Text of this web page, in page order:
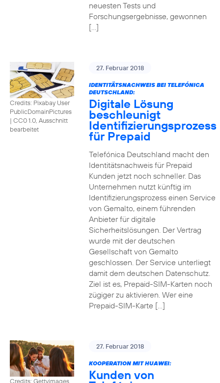
neuesten Tests und
Forschungsergebnisse, gewonnen
[…]
Credits: Pixabay User
PublicDomainPictures
| CC0 1.0, Ausschnitt
bearbeitet
27. Februar 2018
IDENTITÄTSNACHWEIS BEI TELEFÓNICA
DEUTSCHLAND:
Digitale Lösung
beschleunigt
Identifizierungsprozess
für Prepaid
Telefónica Deutschland macht den
Identitätsnachweis für Prepaid
Kunden jetzt noch schneller. Das
Unternehmen nutzt künftig im
Identifizierungsprozess einen Service
von Gemalto, einem führenden
Anbieter für digitale
Sicherheitslösungen. Der Vertrag
wurde mit der deutschen
Gesellschaft von Gemalto
geschlossen. Der Service unterliegt
damit dem deutschen Datenschutz.
Ziel ist es, Prepaid-SIM-Karten noch
zügiger zu aktivieren. Wer eine
Prepaid-SIM-Karte […]
Credits: Gettyimages
27. Februar 2018
KOOPERATION MIT HUAWEI:
Kunden von